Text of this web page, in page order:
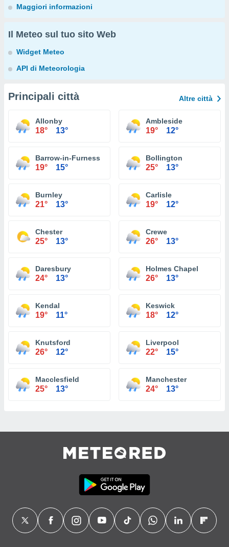
Maggiori informazioni
Il Meteo sul tuo sito Web
Widget Meteo
API di Meteorologia
Principali città Altre città
Allonby
18° 13°
Ambleside
19° 12°
Barrow-in-Furness
19° 15°
Bollington
25° 13°
Burnley
21° 13°
Carlisle
19° 12°
Chester
25° 13°
Crewe
26° 13°
Daresbury
24° 13°
Holmes Chapel
26° 13°
Kendal
19° 11°
Keswick
18° 12°
Knutsford
26° 12°
Liverpool
22° 15°
Macclesfield
25° 13°
Manchester
24° 13°